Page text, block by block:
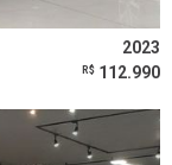
2023
R$ 112.990